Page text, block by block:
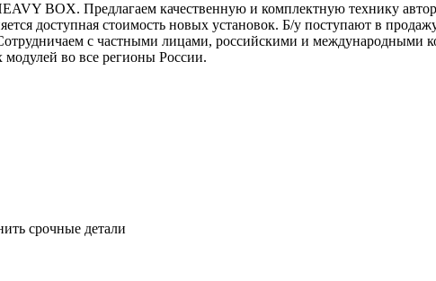
BOX. Предлагаем качественную и комплектную технику
доступная стоимость новых установок. Б/у поступают в
с частными лицами, российскими и
во все регионы России.
срочные детали